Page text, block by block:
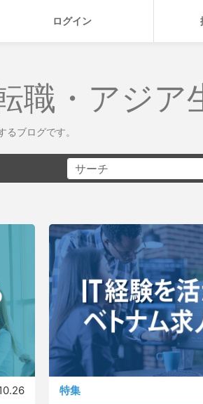
ログイン
職・アジア
ブログです。
特集